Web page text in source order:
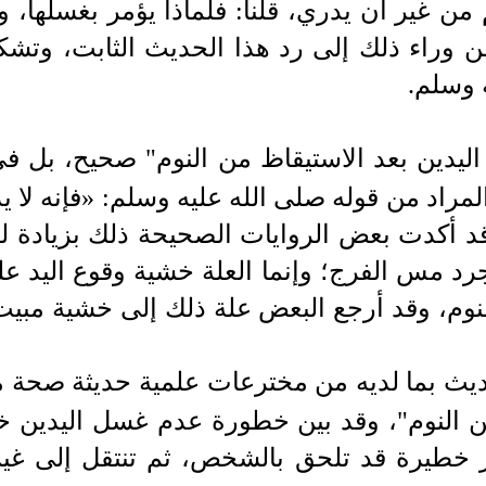
غير أن يدري، قلنا: فلماذا يؤمر بغسلها،
وراء ذلك إلى رد هذا الحديث الثابت،
وسلم.
بعد الاستيقاظ من النوم" صحيح، بل
من قوله صلى الله عليه وسلم: «فإنه
أكدت بعض الروايات الصحيحة ذلك بزيادة
مس الفرج؛ وإنما العلة خشية وقوع اليد
وقد أرجع البعض علة ذلك إلى خشية
بما لديه من مخترعات علمية حديثة
من النوم"، وقد بين خطورة عدم غسل اليدين
خطيرة قد تلحق بالشخص، ثم تنتقل إلى